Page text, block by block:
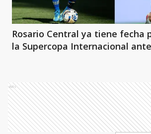
Rosario Central ya tiene fecha
la Supercopa Internacional
Ads